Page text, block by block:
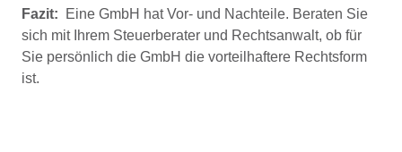
Fazit:
Eine GmbH hat Vor- und Nachteile. Beraten Sie
sich mit Ihrem Steuerberater und Rechtsanwalt, ob für
Sie persönlich die GmbH die vorteilhaftere Rechtsform
ist.